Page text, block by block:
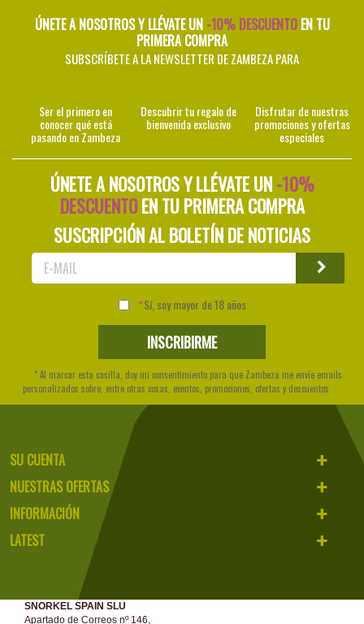
ÚNETE A NOSOTROS Y LLÉVATE UN -10% DESCUENTOEN TU
PRIMERA COMPRA
SUBSCRÍBETE A LA NEWSLETTER DE ZAMBEZA PARA
Ser el primero en
conocer qué está
pasando en Zambeza
Descubrir tu regalo de
bienvenida exclusivo
Disfrutar de nuestras
promociones y ofertas
especiales
ÚNETE A NOSOTROS Y LLÉVATE UN-10%
DESCUENTOEN TU PRIMERA COMPRA
SUSCRIPCIÓN AL BOLETÍN DE NOTICIAS
Sí, soy mayor de 18 años
* Al marcar esta casilla, doy mi consentimiento para que Zambeza me envíe emails
personalizados sobre, entre otras cosas, eventos, promociones, ofertas y descuentos
SU CUENTA
NUESTRAS OFERTAS
INFORMACIÓN
LATEST
SNORKEL SPAIN SLU
Apartado de Correos nº 146,